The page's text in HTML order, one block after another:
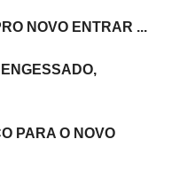
NOVO ENTRAR ...
PARA O NOVO